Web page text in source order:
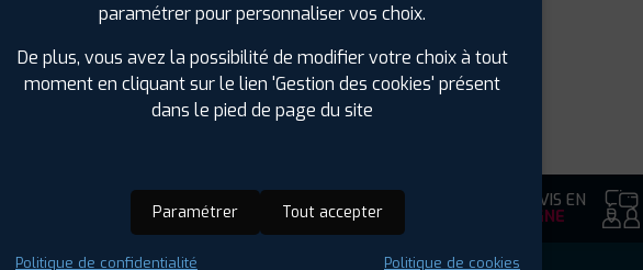
adherent Offres d'emploi FAQ DEVIS EN
LIGNE
paramétrer pour personnaliser vos choix.
De plus, vous avez la possibilité de modifier votre choix à tout
moment en cliquant sur le lien 'Gestion des cookies' présent
dans le pied de page du site
Paramétrer Tout accepter
Politique de confidentialité Politique de cookies